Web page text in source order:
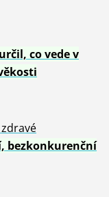
co vede v
bezkonkurenční